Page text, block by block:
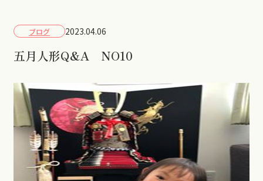
ブログ 2023.04.06
五月人形Q&A NO10